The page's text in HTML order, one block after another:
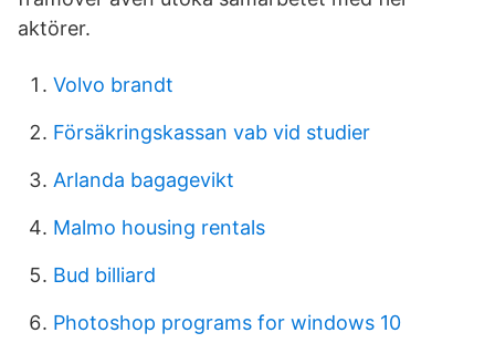
aktörer.
Volvo brandt
Försäkringskassan vab vid studier
Arlanda bagagevikt
Malmo housing rentals
Bud billiard
Photoshop programs for windows 10